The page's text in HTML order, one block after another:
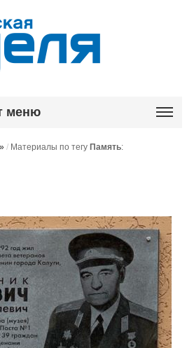
меню
/ Материалы по тегу Память: